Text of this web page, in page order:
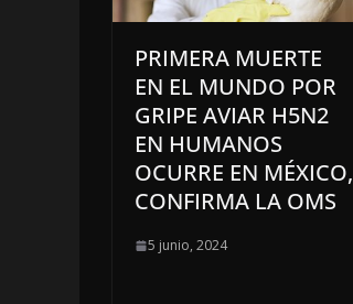
PRIMERA MUERTE
EN EL MUNDO POR
GRIPE AVIAR H5N2
EN HUMANOS
OCURRE EN MÉXICO,
CONFIRMA LA OMS
5 junio, 2024